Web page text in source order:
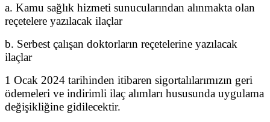
a. Kamu sağlık hizmeti sunucularından alınmakta olan
reçetelere yazılacak ilaçlar
b. Serbest çalışan doktorların reçetelerine yazılacak
ilaçlar
1 Ocak 2024 tarihinden itibaren sigortalılarımızın geri
ödemeleri ve indirimli ilaç alımları hususunda uygulama
değişikliğine gidilecektir.